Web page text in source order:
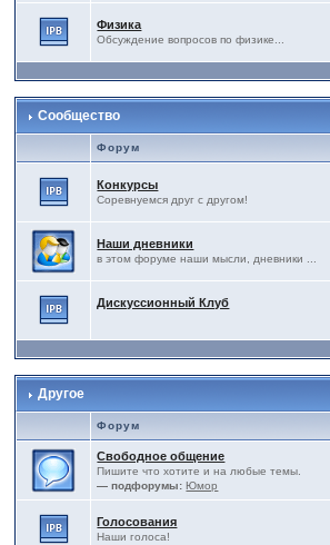
Физика
Обсуждение вопросов по физике...
Сообщество
Форум
Конкурсы
Соревнуемся друг с другом!
Наши дневники
в этом форуме наши мысли, дневники ...
Дискуссионный Клуб
Другое
Форум
Свободное общение
Пишите что хотите и на любые темы.
— подфорумы: Юмор
Голосования
Наши голоса!